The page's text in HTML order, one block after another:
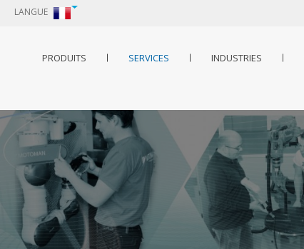
LANGUE
PRODUITS SERVICES INDUSTRIES